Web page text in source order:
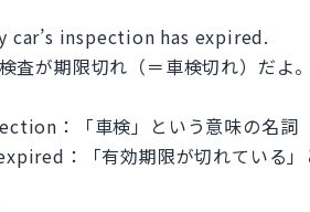
car’s inspection has expired.
査が期限切れ（＝車検切れ）だよ。
：「車検」という意味の名詞
：「有効期限が切れている